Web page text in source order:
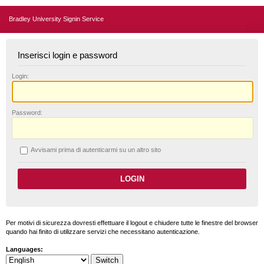
Bradley University Signin Service
Inserisci login e password
L ogin:
Password:
Avvisami prima di autenticarmi su un altro sito
Per motivi di sicurezza dovresti effettuare il logout e chiudere tutte le finestre del browser
quando hai finito di utilizzare servizi che necessitano autenticazione.
Languages: